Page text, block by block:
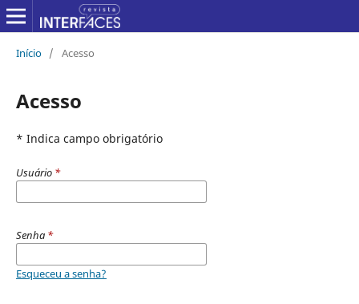
Início / Acesso
Acesso
* Indica campo obrigatório
Usuário *
Senha *
Esqueceu a senha?